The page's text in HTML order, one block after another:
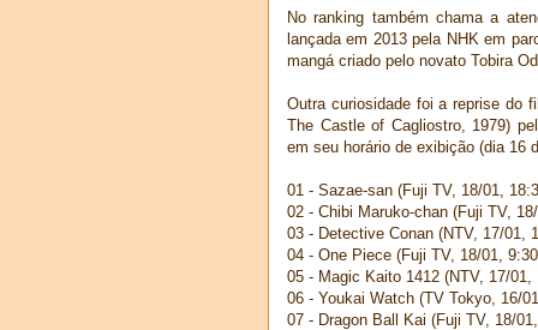
No ranking também chama a
lançada em 2013 pela NHK em
mangá criado pelo novato Tobira
Outra curiosidade foi a reprise do
The Castle of Cagliostro, 1979)
em seu horário de exibição (dia 16
01 - Sazae-san (Fuji TV, 18/01,
02 - Chibi Maruko-chan (Fuji TV,
03 - Detective Conan (NTV, 17/01,
04 - One Piece (Fuji TV, 18/01,
05 - Magic Kaito 1412 (NTV, 17/01,
06 - Youkai Watch (TV Tokyo, 16/
07 - Dragon Ball Kai (Fuji TV, 18/